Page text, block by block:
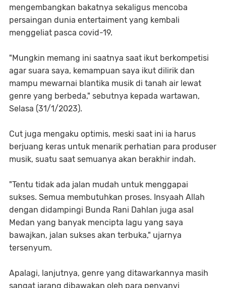
mengembangkan bakatnya sekaligus mencoba
persaingan dunia entertaiment yang kembali
menggeliat pasca covid-19.
"Mungkin memang ini saatnya saat ikut berkompetisi
agar suara saya, kemampuan saya ikut dilirik dan
mampu mewarnai blantika musik di tanah air lewat
genre yang berbeda," sebutnya kepada wartawan,
Selasa (31/1/2023).
Cut juga mengaku optimis, meski saat ini ia harus
berjuang keras untuk menarik perhatian para produser
musik, suatu saat semuanya akan berakhir indah.
"Tentu tidak ada jalan mudah untuk menggapai
sukses. Semua membutuhkan proses. Insyaah Allah
dengan didampingi Bunda Rani Dahlan juga asal
Medan yang banyak mencipta lagu yang saya
bawajkan, jalan sukses akan terbuka," ujarnya
tersenyum.
Apalagi, lanjutnya, genre yang ditawarkannya masih
sangat jarang dibawakan oleh para penyanyi